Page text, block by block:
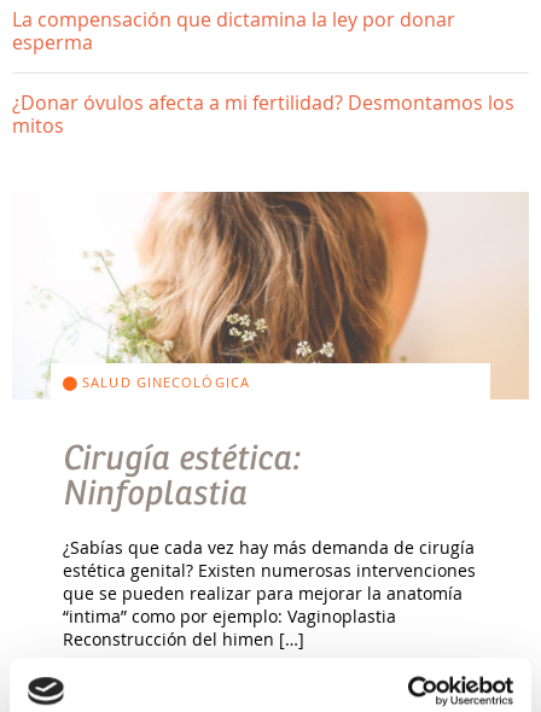
La compensación que dictamina la ley por donar
esperma
¿Donar óvulos afecta a mi fertilidad? Desmontamos los
mitos
SALUD GINECOLÓGICA
Cirugía estética:
Ninfoplastia
¿Sabías que cada vez hay más demanda de cirugía
estética genital? Existen numerosas intervenciones
que se pueden realizar para mejorar la anatomía
“intima” como por ejemplo: Vaginoplastia
Reconstrucción del himen […]
Leer más >